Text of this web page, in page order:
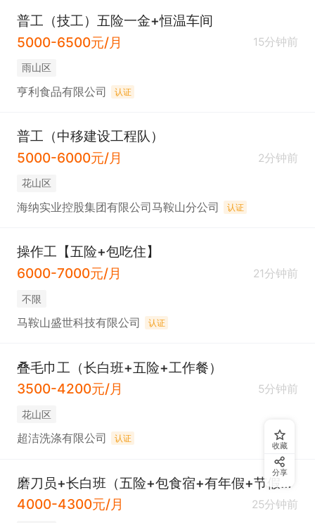
普工（技工）五险一金+恒温车间
5000-6500元/月
15分钟前
雨山区
亨利食品有限公司 认证
普工（中移建设工程队）
5000-6000元/月
2分钟前
花山区
海纳实业控股集团有限公司马鞍山分公司 认证
操作工【五险+包吃住】
6000-7000元/月
21分钟前
不限
马鞍山盛世科技有限公司 认证
叠毛巾工（长白班+五险+工作餐）
3500-4200元/月
5分钟前
花山区
超洁洗涤有限公司 认证
磨刀员+长白班（五险+包食宿+有年假+节假日放假+三节福利+生日礼品）
4000-4300元/月
25分钟前
收藏
分享